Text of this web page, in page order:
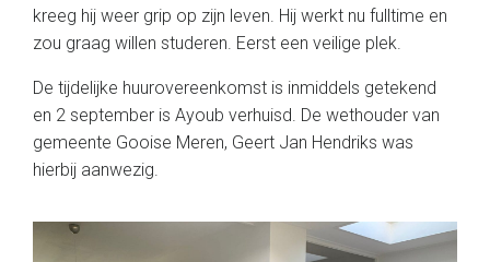
kreeg hij weer grip op zijn leven. Hij werkt nu fulltime en
zou graag willen studeren. Eerst een veilige plek.
De tijdelijke huurovereenkomst is inmiddels getekend
en 2 september is Ayoub verhuisd. De wethouder van
gemeente Gooise Meren, Geert Jan Hendriks was
hierbij aanwezig.